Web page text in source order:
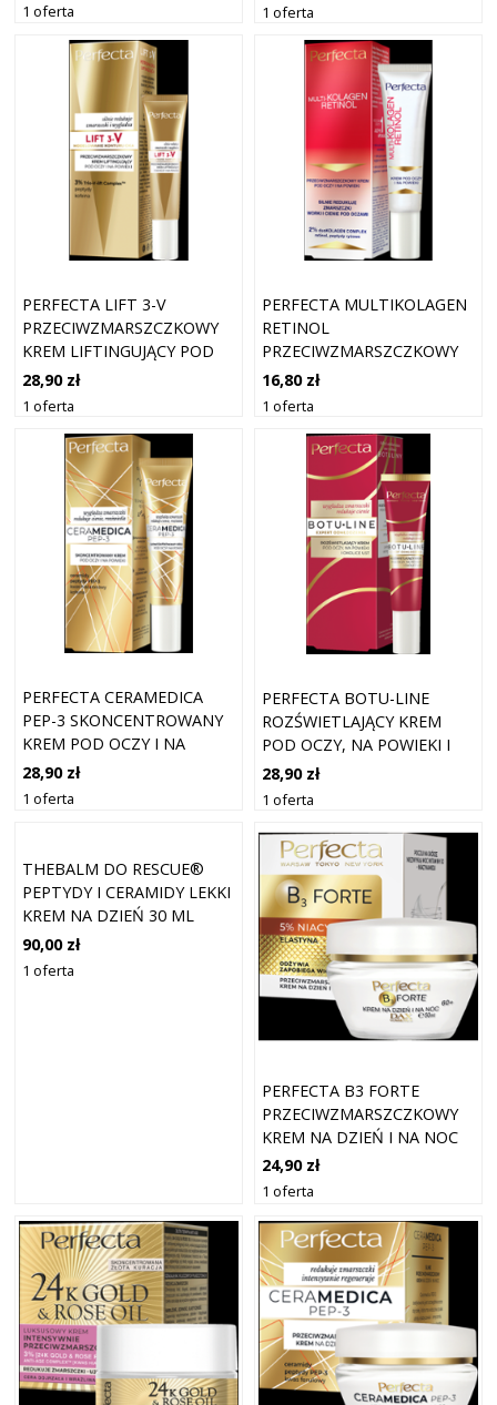
1 oferta 1 oferta
PERFECTA LIFT 3-V
PRZECIWZMARSZCZKOWY
KREM LIFTINGUJĄCY POD
OCZY I NA POWIEKI
28,90 zł
1 oferta
PERFECTA MULTIKOLAGEN
RETINOL
PRZECIWZMARSZCZKOWY
KREM POD OCZY I NA
POWIEKI
16,80 zł
1 oferta
PERFECTA CERAMEDICA
PEP-3 SKONCENTROWANY
KREM POD OCZY I NA
POWIEKI
28,90 zł
1 oferta
PERFECTA BOTU-LINE
ROZŚWIETLAJĄCY KREM
POD OCZY, NA POWIEKI I
OKOLICE UST
28,90 zł
1 oferta
THEBALM DO RESCUE®
PEPTYDY I CERAMIDY LEKKI
KREM NA DZIEŃ 30 ML
90,00 zł
1 oferta
PERFECTA B3 FORTE
PRZECIWZMARSZCZKOWY
KREM NA DZIEŃ I NA NOC
60+ Z 5% NIACYNAMIDEM
24,90 zł
1 oferta